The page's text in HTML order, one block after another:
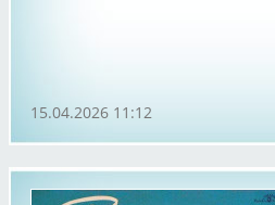
15.04.2026 11:12